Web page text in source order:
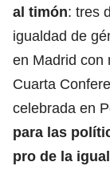
al timón: tres
igualdad de
en Madrid con
Cuarta
celebrada en
para las
pro de la